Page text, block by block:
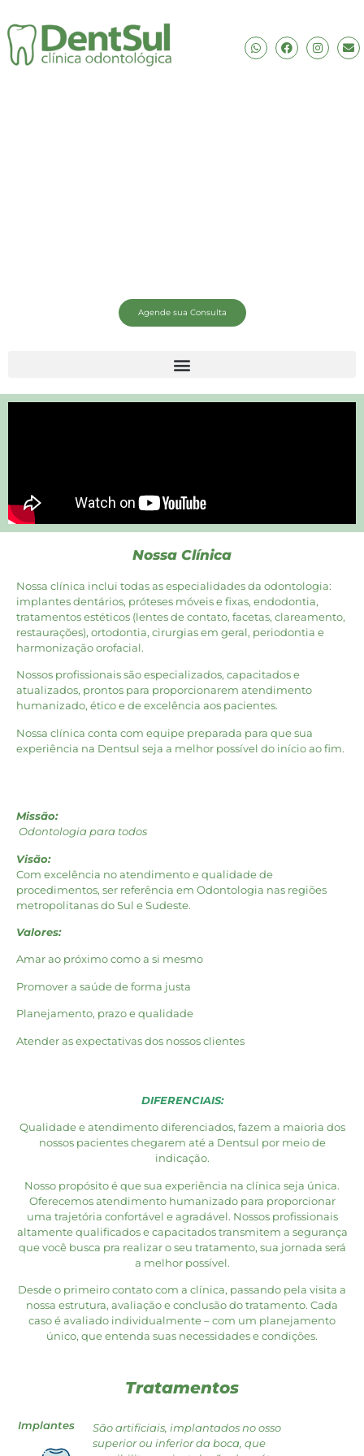
Agende sua Consulta
Nossa Clínica
Nossa clínica inclui todas as especialidades da odontologia:
implantes dentários, próteses móveis e fixas, endodontia,
tratamentos estéticos (lentes de contato, facetas, clareamento,
restaurações), ortodontia, cirurgias em geral, periodontia e
harmonização orofacial.
Nossos profissionais são especializados, capacitados e
atualizados, prontos para proporcionarem atendimento
humanizado, ético e de excelência aos pacientes.
Nossa clínica conta com equipe preparada para que sua
experiência na Dentsul seja a melhor possível do início ao fim.
Missão:
Odontologia para todos
Visão:
Com excelência no atendimento e qualidade de
procedimentos, ser referência em Odontologia nas regiões
metropolitanas do Sul e Sudeste.
Valores:
Amar ao próximo como a si mesmo
Promover a saúde de forma justa
Planejamento, prazo e qualidade
Atender as expectativas dos nossos clientes
DIFERENCIAIS:
Qualidade e atendimento diferenciados, fazem a maioria dos
nossos pacientes chegarem até a Dentsul por meio de
indicação.
Nosso propósito é que sua experiência na clínica seja única.
Oferecemos atendimento humanizado para proporcionar
uma trajetória confortável e agradável. Nossos profissionais
altamente qualificados e capacitados transmitem a segurança
que você busca pra realizar o seu tratamento, sua jornada será
a melhor possível.
Desde o primeiro contato com a clínica, passando pela visita a
nossa estrutura, avaliação e conclusão do tratamento. Cada
caso é avaliado individualmente – com um planejamento
único, que entenda suas necessidades e condições.
Tratamentos
Implantes
São artificiais, implantados no osso
superior ou inferior da boca, que